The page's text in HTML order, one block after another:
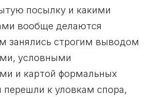
посылку и какими
вообще делаются
занялись строгим выводом
условными
и картой формальных
к уловкам спора,